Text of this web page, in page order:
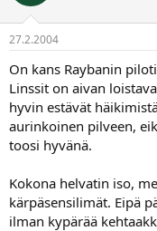
27.2.2004
On kans Raybanin
Linssit on aivan
hyvin estävät
aurinkoinen pilveen,
toosi hyvänä.
Kokona helvatin iso,
kärpäsensilimät. Eipä
ilman kypärää